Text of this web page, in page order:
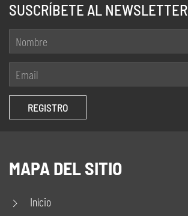
SUSCRÍBETE AL NEWSLETTER
MAPA DEL SITIO
Início